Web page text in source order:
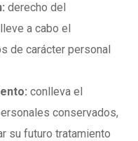
derecho del
a cabo el
de carácter personal
conlleva el
conservados,
su futuro tratamiento